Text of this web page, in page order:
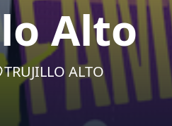
Alto
TRUJILLO ALTO